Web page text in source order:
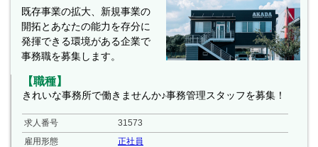
既存事業の拡大、新規事業の
開拓とあなたの能力を存分に
発揮できる環境がある企業で
事務職を募集します。
【職種】
きれいな事務所で働きませんか♪事務管理スタッフを募集！
求人番号
31573
雇用形態
正社員